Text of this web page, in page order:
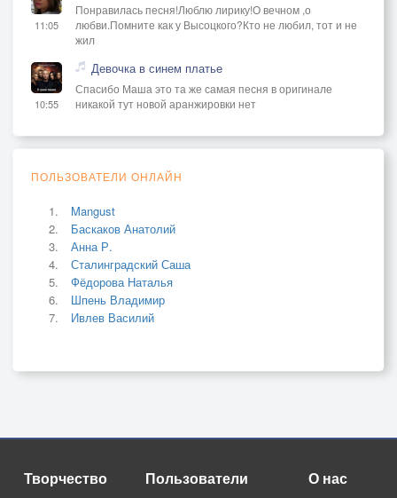
11:05
Понравилась песня!Люблю лирику!О вечном ,о
любви.Помните как у Высоцкого?Кто не любил, тот и не
жил
10:55
Девочка в синем платье
Спасибо Маша это та же самая песня в оригинале
никакой тут новой аранжировки нет
ПОЛЬЗОВАТЕЛИ ОНЛАЙН
Mangust
Баскаков Анатолий
Анна Р.
Сталинградский Саша
Фёдорова Наталья
Шпень Владимир
Ивлев Василий
Творчество Пользователи О нас